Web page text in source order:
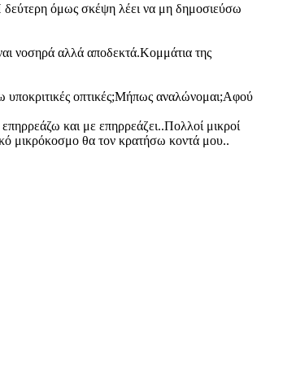
όμως σκέψη λέει να μη δημοσιεύσω
νοσηρά αλλά αποδεκτά.Κομμάτια της
υποκριτικές οπτικές;Μήπως αναλώνομαι;Αφού
και με επηρρεάζει..Πολλοί μικροί
μικρόκοσμο θα τον κρατήσω κοντά μου..